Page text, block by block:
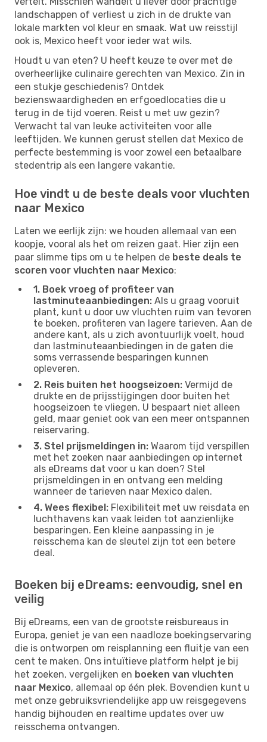
landschappen of verliest u zich in de drukte van
lokale markten vol kleur en smaak. Wat uw reisstijl
ook is, Mexico heeft voor ieder wat wils.
Houdt u van eten? U heeft keuze te over met de
overheerlijke culinaire gerechten van Mexico. Zin in
een stukje geschiedenis? Ontdek
bezienswaardigheden en erfgoedlocaties die u
terug in de tijd voeren. Reist u met uw gezin?
Verwacht tal van leuke activiteiten voor alle
leeftijden. We kunnen gerust stellen dat Mexico de
perfecte bestemming is voor zowel een betaalbare
stedentrip als een langere vakantie.
Hoe vindt u de beste deals voor vluchten
naar Mexico
Laten we eerlijk zijn: we houden allemaal van een
koopje, vooral als het om reizen gaat. Hier zijn een
paar slimme tips om u te helpen de beste deals te
scoren voor vluchten naar Mexico:
1. Boek vroeg of profiteer van
lastminuteaanbiedingen: Als u graag vooruit
plant, kunt u door uw vluchten ruim van tevoren
te boeken, profiteren van lagere tarieven. Aan de
andere kant, als u zich avontuurlijk voelt, houd
dan lastminuteaanbiedingen in de gaten die
soms verrassende besparingen kunnen
opleveren.
2. Reis buiten het hoogseizoen: Vermijd de
drukte en de prijsstijgingen door buiten het
hoogseizoen te vliegen. U bespaart niet alleen
geld, maar geniet ook van een meer ontspannen
reiservaring.
3. Stel prijsmeldingen in: Waarom tijd verspillen
met het zoeken naar aanbiedingen op internet
als eDreams dat voor u kan doen? Stel
prijsmeldingen in en ontvang een melding
wanneer de tarieven naar Mexico dalen.
4. Wees flexibel: Flexibiliteit met uw reisdata en
luchthavens kan vaak leiden tot aanzienlijke
besparingen. Een kleine aanpassing in je
reisschema kan de sleutel zijn tot een betere
deal.
Boeken bij eDreams: eenvoudig, snel en
veilig
Bij eDreams, een van de grootste reisbureaus in
Europa, geniet je van een naadloze boekingservaring
die is ontworpen om reisplanning een fluitje van een
cent te maken. Ons intuïtieve platform helpt je bij
het zoeken, vergelijken en boeken van vluchten
naar Mexico, allemaal op één plek. Bovendien kunt u
met onze gebruiksvriendelijke app uw reisgegevens
handig bijhouden en realtime updates over uw
reisschema ontvangen.